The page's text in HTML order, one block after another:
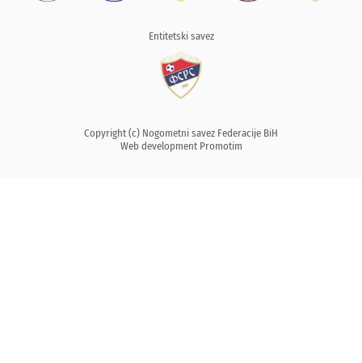
Entitetski savez
Copyright (c) Nogometni savez Federacije BiH
Web development Promotim